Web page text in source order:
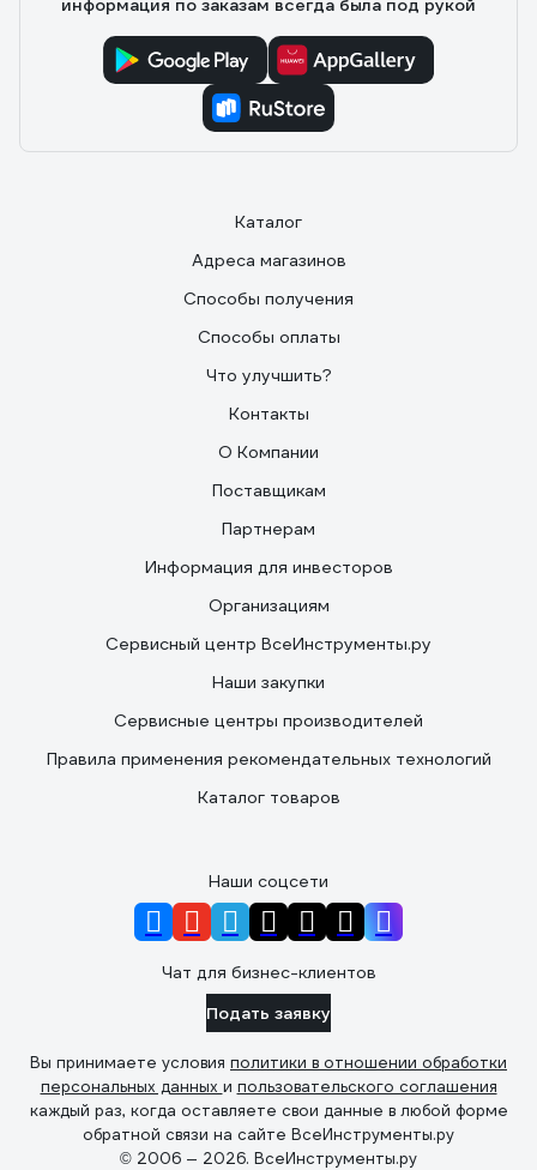
информация по заказам всегда была под рукой
Каталог
Адреса магазинов
Способы получения
Способы оплаты
Что улучшить?
Контакты
О Компании
Поставщикам
Партнерам
Информация для инвесторов
Организациям
Сервисный центр ВсеИнструменты.ру
Наши закупки
Сервисные центры производителей
Правила применения рекомендательных технологий
Каталог товаров
Наши соцсети
Чат для бизнес-клиентов
Подать заявку
Вы принимаете условия политики в отношении обработки
персональных данных и пользовательского соглашения
каждый раз, когда оставляете свои данные в любой форме
обратной связи на сайте ВсеИнструменты.ру
© 2006 — 2026. ВсеИнструменты.ру